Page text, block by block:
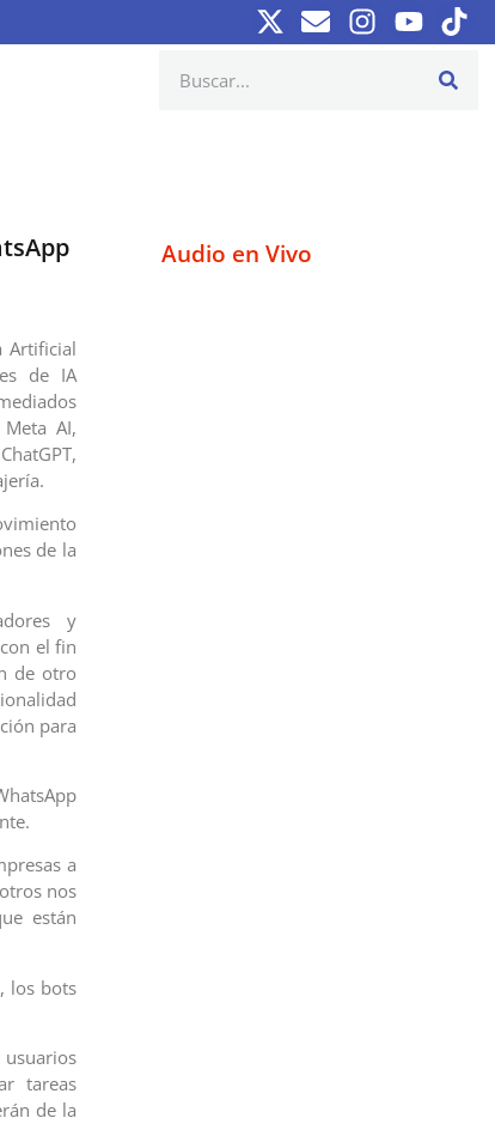
Artificial
de IA
AI,
de la
y
el fin
de otro
para
a
nos
están
los bots
usuarios
tareas
de la
Audio en Vivo